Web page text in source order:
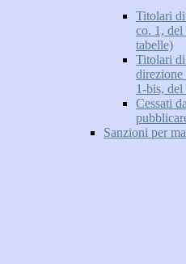
Titolari
co. 1, del
tabelle)
Titolari
1-bis,
Cessati
Sanzioni per